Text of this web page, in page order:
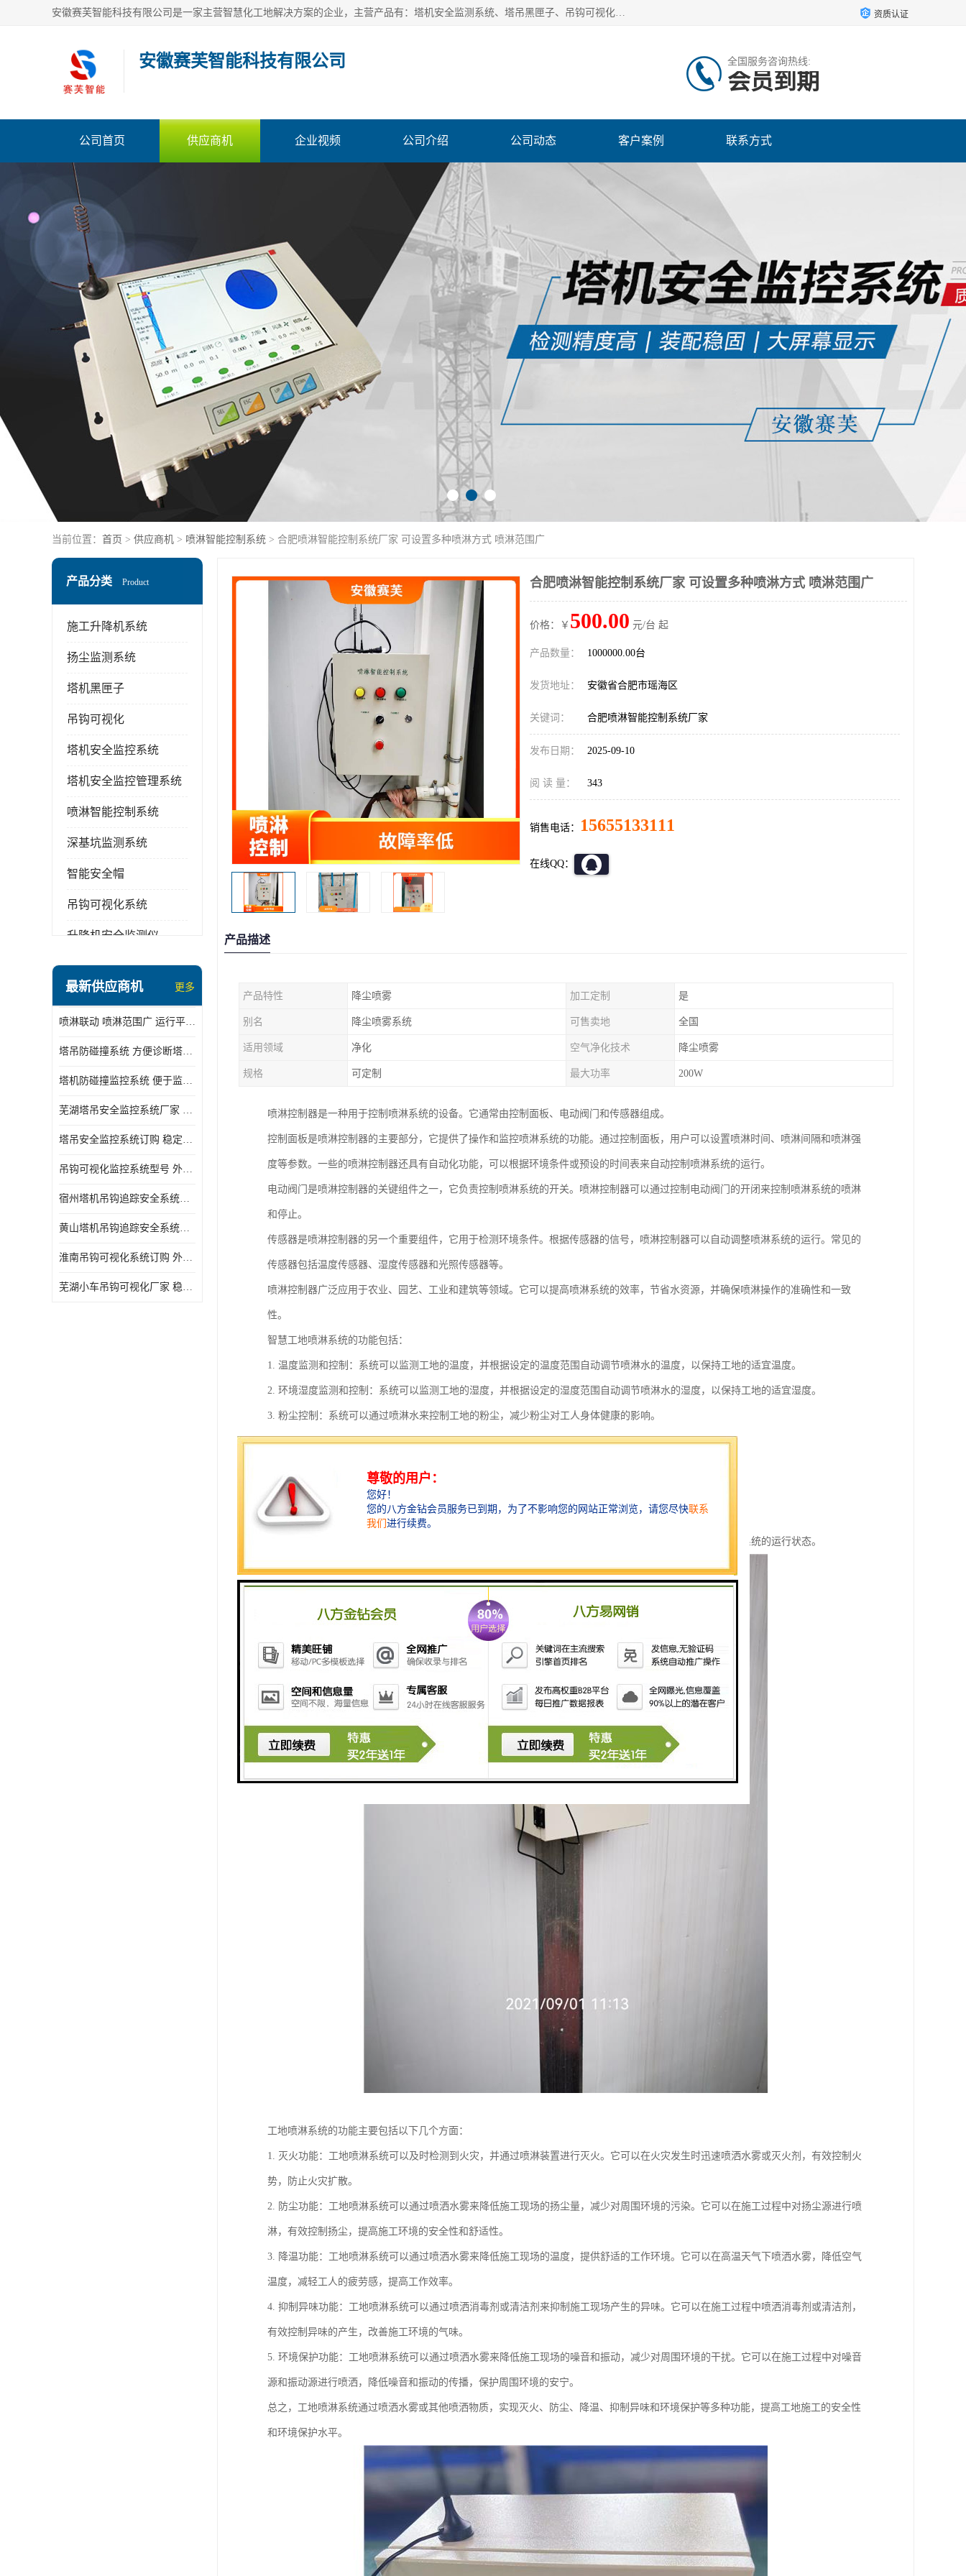
安徽赛芙智能科技有限公司是一家主营智慧化工地解决方案的企业，主营产品有：塔机安全监测系统、塔吊黑匣子、吊钩可视化、吊钩可视化系统、塔机安全监控系统、塔机黑匣子等。创建至今始终关注用户需求，为用户提供有的产品和服务。 资质认证
安徽赛芙智能科技有限公司 全国服务咨询热线:
会员到期
公司首页 供应商机 企业视频 公司介绍 公司动态 客户案例 联系方式
当前位置： 首页 > 供应商机 > 喷淋智能控制系统 > 合肥喷淋智能控制系统厂家 可设置多种喷淋方式 喷淋范围广
产品分类 Product
施工升降机系统
扬尘监测系统
塔机黑匣子
吊钩可视化
塔机安全监控系统
塔机安全监控管理系统
喷淋智能控制系统
深基坑监测系统
智能安全帽
吊钩可视化系统
升降机安全监测仪
最新供应商机 更多
喷淋联动 喷淋范围广 运行平稳 噪音小
塔吊防碰撞系统 方便诊断塔机状态 自动变焦智能化跟踪
塔机防碰撞监控系统 便于监督和管理 主要应用于塔机的实时监控
芜湖塔吊安全监控系统厂家 外观简洁大方 减少盲吊引发的事故
塔吊安全监控系统订购 稳定性高 结构清晰稳定
吊钩可视化监控系统型号 外观简洁大方 信号稳定 抗干扰性强
宿州塔机吊钩追踪安全系统厂家 提高工作效率 结构清晰稳定
黄山塔机吊钩追踪安全系统价格 可远程查看 减少盲吊引发的事故
淮南吊钩可视化系统订购 外观简洁大方 体积小 占用空间小
芜湖小车吊钩可视化厂家 稳定性高 可视吊装 降低盲吊风险
合肥喷淋智能控制系统厂家 可设置多种喷淋方式 喷淋范围广
价格：￥ 500.00 元/台 起
产品数量： 1000000.00台
发货地址： 安徽省合肥市瑶海区
关键词： 合肥喷淋智能控制系统厂家
发布日期： 2025-09-10
阅 读 量： 343
销售电话： 15655133111
在线QQ：
产品描述
产品特性 降尘喷雾 加工定制 是
别名 降尘喷雾系统 可售卖地 全国
适用领域 净化 空气净化技术 降尘喷雾
规格 可定制 最大功率 200W
喷淋控制器是一种用于控制喷淋系统的设备。它通常由控制面板、电动阀门和传感器组成。
控制面板是喷淋控制器的主要部分，它提供了操作和监控喷淋系统的功能。通过控制面板，用户可以设置喷淋时间、喷淋间隔和喷淋强
度等参数。一些的喷淋控制器还具有自动化功能，可以根据环境条件或预设的时间表来自动控制喷淋系统的运行。
电动阀门是喷淋控制器的关键组件之一，它负责控制喷淋系统的开关。喷淋控制器可以通过控制电动阀门的开闭来控制喷淋系统的喷淋
和停止。
传感器是喷淋控制器的另一个重要组件，它用于检测环境条件。根据传感器的信号，喷淋控制器可以自动调整喷淋系统的运行。常见的
传感器包括温度传感器、湿度传感器和光照传感器等。
喷淋控制器广泛应用于农业、园艺、工业和建筑等领域。它可以提高喷淋系统的效率，节省水资源，并确保喷淋操作的准确性和一致
性。
智慧工地喷淋系统的功能包括：
1. 温度监测和控制：系统可以监测工地的温度，并根据设定的温度范围自动调节喷淋水的温度，以保持工地的适宜温度。
2. 环境湿度监测和控制：系统可以监测工地的湿度，并根据设定的湿度范围自动调节喷淋水的湿度，以保持工地的适宜湿度。
3. 粉尘控制：系统可以通过喷淋水来控制工地的粉尘，减少粉尘对工人身体健康的影响。
4. 降温和湿度调节：系统可以通过喷淋水来降低工地的温度，并调节工地的湿度，提供一个舒适的工作环境。
6. 节水功能：系统可以根据实际需要控制喷淋水的用量，减少水资源的浪费。
7. 自动化控制：系统可以根据预设的条件和参数自动进行喷淋操作，减少人工干预，提高工作效率。
8. 远程监控和管理：系统可以通过互联网实现远程监控和管理，工地管理人员可以随时随地监测和控制喷淋系统的运行状态。
工地喷淋系统的功能主要包括以下几个方面：
1. 灭火功能：工地喷淋系统可以及时检测到火灾，并通过喷淋装置进行灭火。它可以在火灾发生时迅速喷洒水雾或灭火剂，有效控制火
势，防止火灾扩散。
2. 防尘功能：工地喷淋系统可以通过喷洒水雾来降低施工现场的扬尘量，减少对周围环境的污染。它可以在施工过程中对扬尘源进行喷
淋，有效控制扬尘，提高施工环境的安全性和舒适性。
3. 降温功能：工地喷淋系统可以通过喷洒水雾来降低施工现场的温度，提供舒适的工作环境。它可以在高温天气下喷洒水雾，降低空气
温度，减轻工人的疲劳感，提高工作效率。
4. 抑制异味功能：工地喷淋系统可以通过喷洒消毒剂或清洁剂来抑制施工现场产生的异味。它可以在施工过程中喷洒消毒剂或清洁剂，
有效控制异味的产生，改善施工环境的气味。
5. 环境保护功能：工地喷淋系统可以通过喷洒水雾来降低施工现场的噪音和振动，减少对周围环境的干扰。它可以在施工过程中对噪音
源和振动源进行喷洒，降低噪音和振动的传播，保护周围环境的安宁。
总之，工地喷淋系统通过喷洒水雾或其他喷洒物质，实现灭火、防尘、降温、抑制异味和环境保护等多种功能，提高工地施工的安全性
和环境保护水平。